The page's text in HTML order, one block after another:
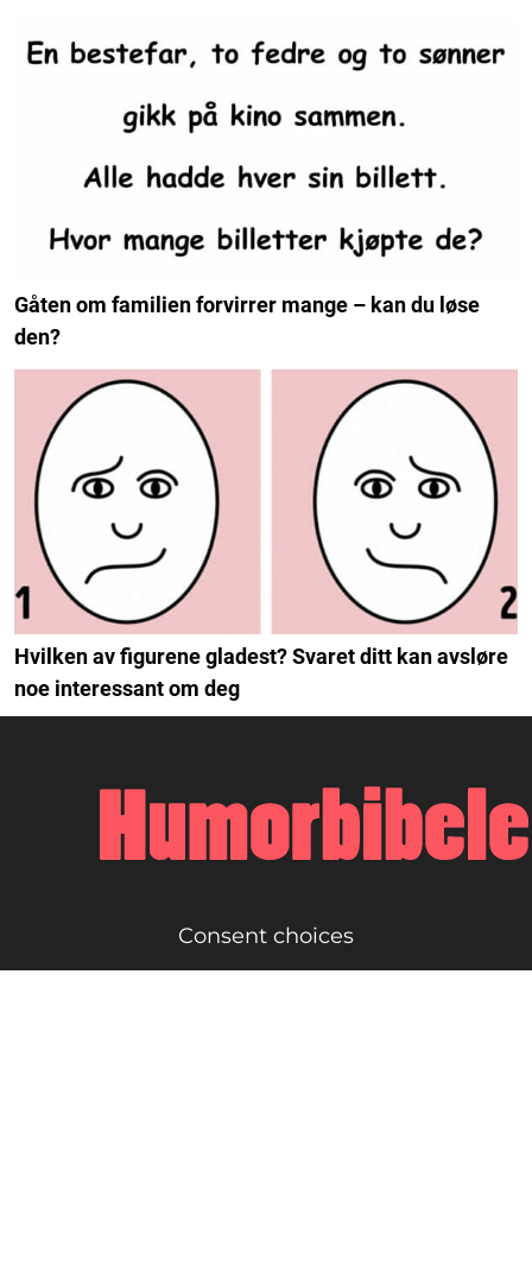
Gåten om familien forvirrer mange – kan du løse
den?
Hvilken av figurene gladest? Svaret ditt kan avsløre
noe interessant om deg
Consent choices